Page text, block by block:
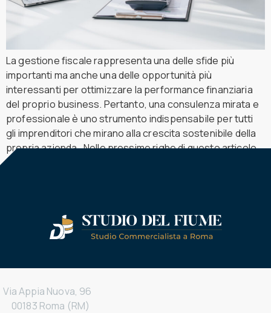
La gestione fiscale rappresenta una delle sfide più
importanti ma anche una delle opportunità più
interessanti per ottimizzare la performance finanziaria
del proprio business. Pertanto, una consulenza mirata e
professionale è uno strumento indispensabile per tutti
gli imprenditori che mirano alla crescita sostenibile della
propria azienda. Nelle prossime righe di questo articolo,
l’obiettivo è fornire […]
Via Appia Nuova, 96
00183 Roma (RM)